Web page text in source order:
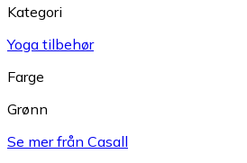
Kategori
Yoga tilbehør
Farge
Grønn
Se mer från Casall